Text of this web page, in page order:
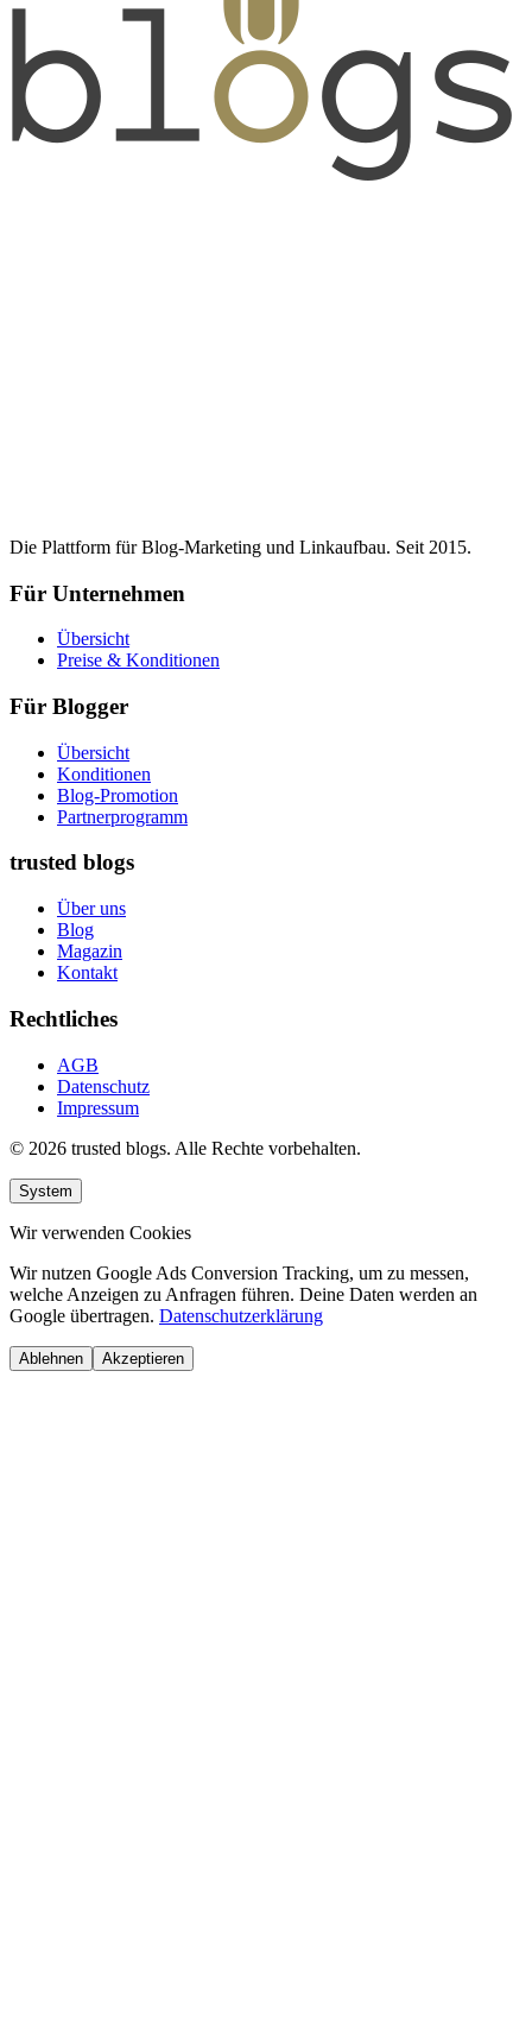
Die Plattform für Blog-Marketing und Linkaufbau. Seit 2015.
Für Unternehmen
Übersicht
Preise & Konditionen
Für Blogger
Übersicht
Konditionen
Blog-Promotion
Partnerprogramm
trusted blogs
Über uns
Blog
Magazin
Kontakt
Rechtliches
AGB
Datenschutz
Impressum
© 2026 trusted blogs. Alle Rechte vorbehalten.
System
Wir verwenden Cookies
Wir nutzen Google Ads Conversion Tracking, um zu messen,
welche Anzeigen zu Anfragen führen. Deine Daten werden an
Google übertragen. Datenschutzerklärung
Ablehnen Akzeptieren